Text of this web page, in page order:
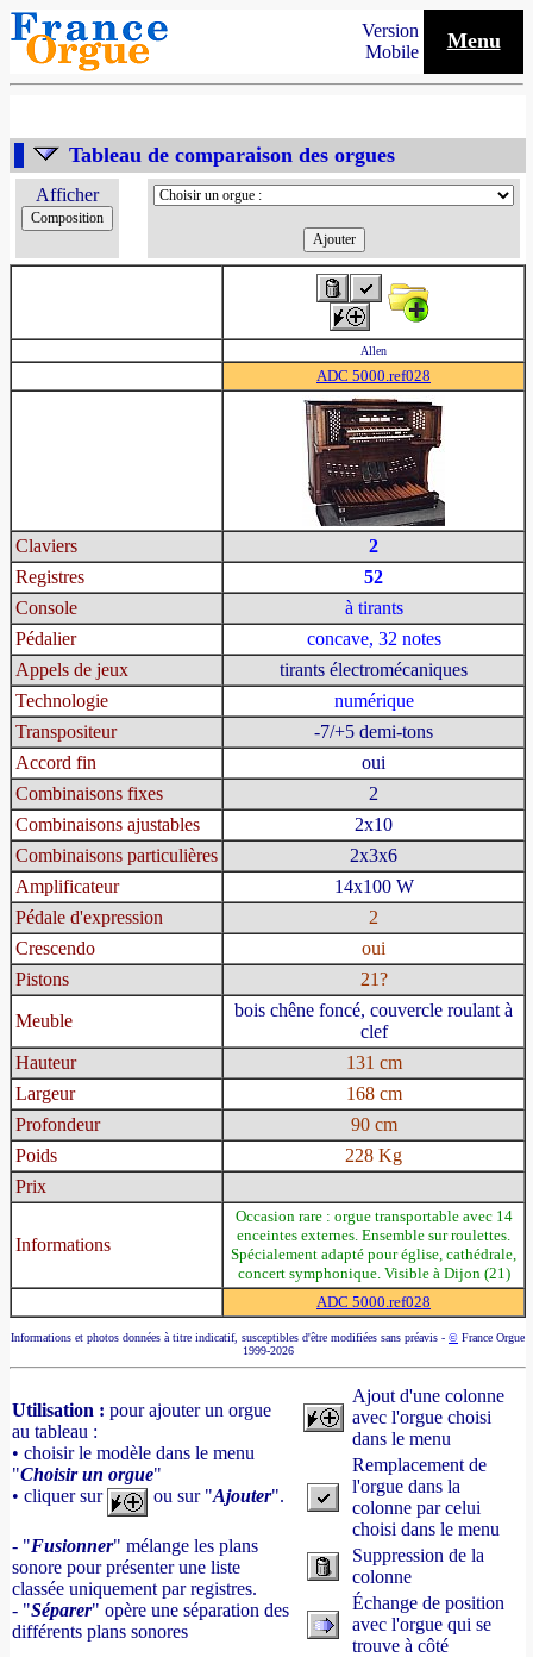
Version
Mobile
Menu
Tableau de comparaison des orgues
Afficher
Allen
ADC 5000.ref028
Claviers
2
Registres
52
Console
à tirants
Pédalier
concave, 32 notes
Appels de jeux
tirants électromécaniques
Technologie
numérique
Transpositeur
-7/+5 demi-tons
Accord fin
oui
Combinaisons fixes
2
Combinaisons ajustables
2x10
Combinaisons particulières
2x3x6
Amplificateur
14x100 W
Pédale d'expression
2
Crescendo
oui
Pistons
21?
Meuble
bois chêne foncé, couvercle roulant à
clef
Hauteur
131 cm
Largeur
168 cm
Profondeur
90 cm
Poids
228 Kg
Prix
Informations
Occasion rare : orgue transportable avec 14
enceintes externes. Ensemble sur roulettes.
Spécialement adapté pour église, cathédrale,
concert symphonique. Visible à Dijon (21)
ADC 5000.ref028
Informations et photos données à titre indicatif, susceptibles d'être modifiées sans préavis - © France Orgue
1999-2026
Utilisation : pour ajouter un orgue
au tableau :
• choisir le modèle dans le menu
"Choisir un orgue"
• cliquer sur
ou sur "Ajouter".
- "Fusionner" mélange les plans
sonore pour présenter une liste
classée uniquement par registres.
- "Séparer" opère une séparation des
différents plans sonores
Ajout d'une colonne
avec l'orgue choisi
dans le menu
Remplacement de
l'orgue dans la
colonne par celui
choisi dans le menu
Suppression de la
colonne
Échange de position
avec l'orgue qui se
trouve à côté